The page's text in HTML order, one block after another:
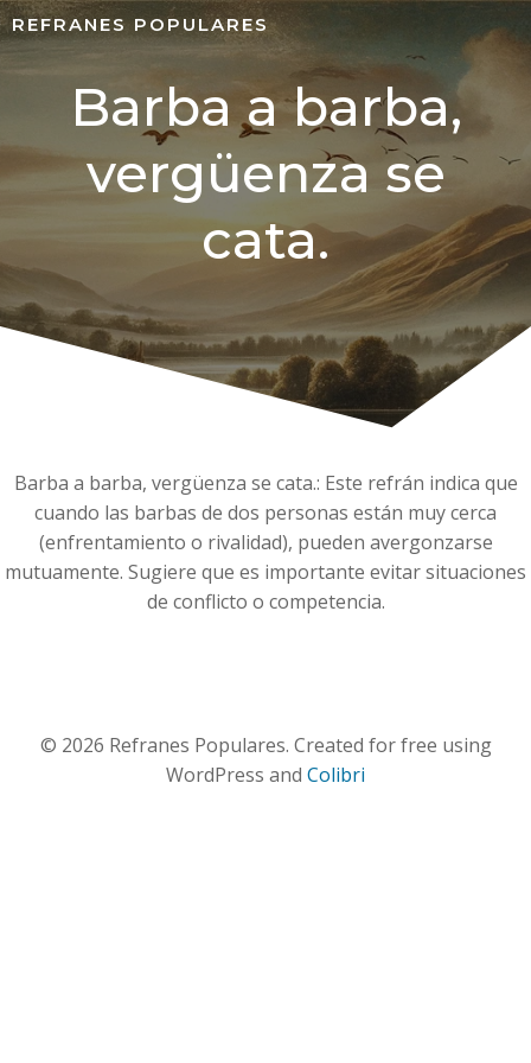
REFRANES POPULARES
Barba a barba,
vergüenza se
cata.
Barba a barba, vergüenza se cata.: Este refrán indica que
cuando las barbas de dos personas están muy cerca
(enfrentamiento o rivalidad), pueden avergonzarse
mutuamente. Sugiere que es importante evitar situaciones
de conflicto o competencia.
© 2026 Refranes Populares. Created for free using
WordPress and Colibri